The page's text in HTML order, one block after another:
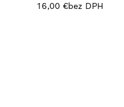
16,00 €bez DPH